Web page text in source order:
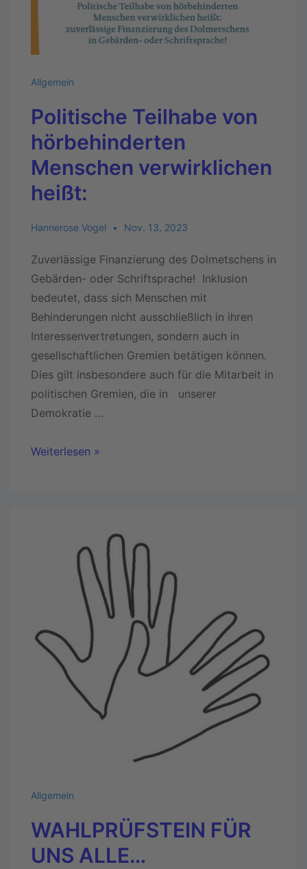
Allgemein
Politische Teilhabe von
hörbehinderten
Menschen verwirklichen
heißt:
Hannerose Vogel Nov. 13, 2023
Zuverlässige Finanzierung des Dolmetschens in
Gebärden- oder Schriftsprache! Inklusion
bedeutet, dass sich Menschen mit
Behinderungen nicht ausschließlich in ihren
Interessenvertretungen, sondern auch in
gesellschaftlichen Gremien betätigen können.
Dies gilt insbesondere auch für die Mitarbeit in
politischen Gremien, die in unserer
Demokratie …
Weiterlesen »
Allgemein
WAHLPRÜFSTEIN FÜR
UNS ALLE…